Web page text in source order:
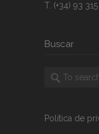
T. (+34) 93
Buscar
Política de